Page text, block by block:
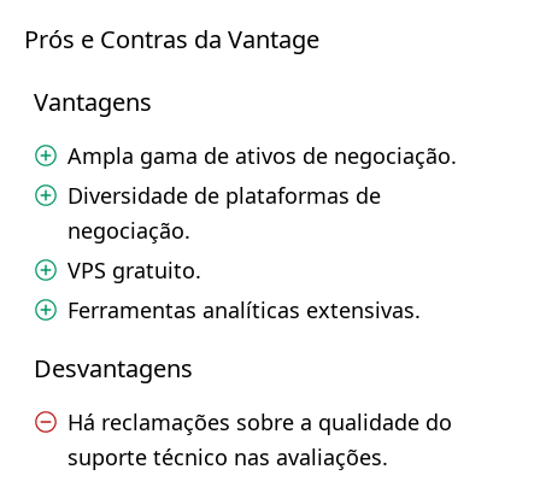
Prós e Contras da Vantage
Vantagens
Ampla gama de ativos de negociação.
Diversidade de plataformas de
negociação.
VPS gratuito.
Ferramentas analíticas extensivas.
Desvantagens
Há reclamações sobre a qualidade do
suporte técnico nas avaliações.